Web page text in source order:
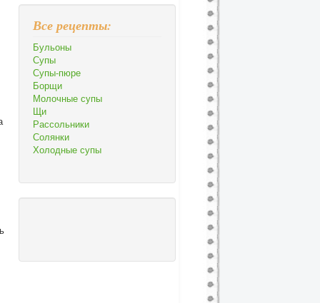
Все рецепты:
Бульоны
Супы
Супы-пюре
Борщи
Молочные супы
Щи
Рассольники
Солянки
Холодные супы